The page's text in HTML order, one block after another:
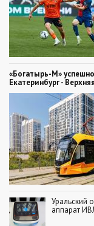
«Богатырь-М»
Екатеринбург -
Уральский
аппарат